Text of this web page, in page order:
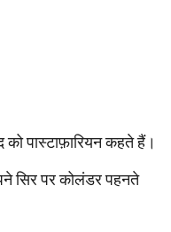
को पास्टाफ़ारियन कहते हैं।
सिर पर कोलंडर पहनते